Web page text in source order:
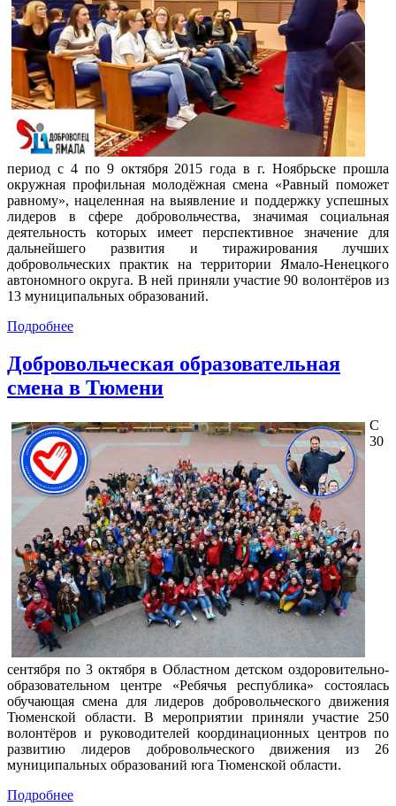
период с 4 по 9 октября 2015 года в г. Ноябрьске прошла
окружная профильная молодёжная смена «Равный поможет
равному», нацеленная на выявление и поддержку успешных
лидеров в сфере добровольчества, значимая социальная
деятельность которых имеет перспективное значение для
дальнейшего развития и тиражирования лучших
добровольческих практик на территории Ямало-Ненецкого
автономного округа. В ней приняли участие 90 волонтёров из
13 муниципальных образований.
Подробнее
Добровольческая образовательная
смена в Тюмени
С
30
сентября по 3 октября в Областном детском оздоровительно-
образовательном центре «Ребячья республика» состоялась
обучающая смена для лидеров добровольческого движения
Тюменской области. В мероприятии приняли участие 250
волонтёров и руководителей координационных центров по
развитию лидеров добровольческого движения из 26
муниципальных образований юга Тюменской области.
Подробнее